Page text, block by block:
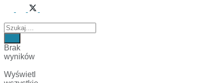
Brak
wyników
Wyświetl